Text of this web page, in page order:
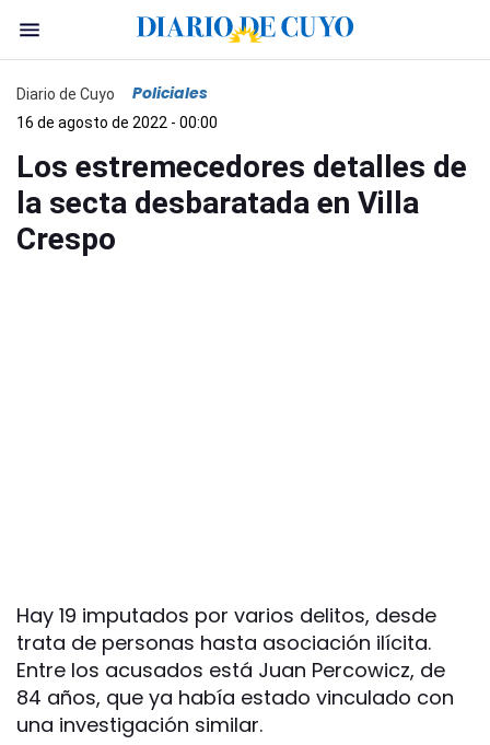
Diario de Cuyo Policiales
16 de agosto de 2022 - 00:00
Los estremecedores detalles de
la secta desbaratada en Villa
Crespo
Hay 19 imputados por varios delitos, desde
trata de personas hasta asociación ilícita.
Entre los acusados está Juan Percowicz, de
84 años, que ya había estado vinculado con
una investigación similar.